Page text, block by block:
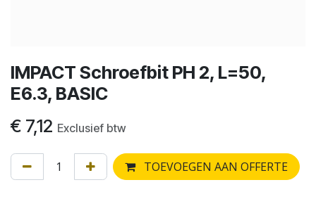
IMPACT Schroefbit PH 2, L=50,
E6.3, BASIC
€ 7,12 Exclusief btw
TOEVOEGEN AAN OFFERTE